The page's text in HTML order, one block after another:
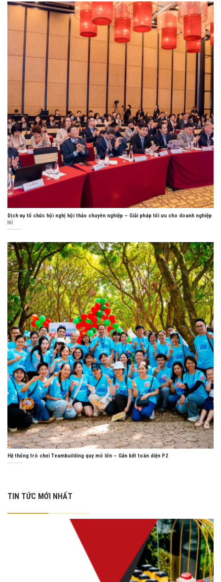
Dịch vụ tổ chức hội nghị hội thảo chuyên nghiệp – Giải pháp tối ưu cho doanh nghiệp
￼
Hệ thống trò chơi Teambuilding quy mô lớn – Gắn kết toàn diện P2
TIN TỨC MỚI NHẤT